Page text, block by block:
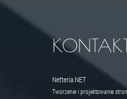
Netteria.NET
Tworzenie i projektowanie